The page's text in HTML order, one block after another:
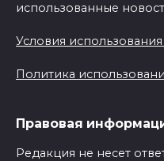
использованные
Условия
Политика
Правовая
Редакция не несет